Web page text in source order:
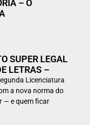
– O
SUPER LEGAL
LETRAS –
Licenciatura
a nova norma do
— e quem ficar